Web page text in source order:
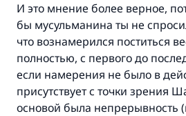
И это мнение более верное,
бы мусульманина ты не
что вознамерился поститься
полностью, с первого до
если намерения не было в
присутствует с точки зрения
основой была непрерывность
Посланник Аллаха,
благословение,
«Указавшему на благое
же награда как и
(МУСЛИМ, №